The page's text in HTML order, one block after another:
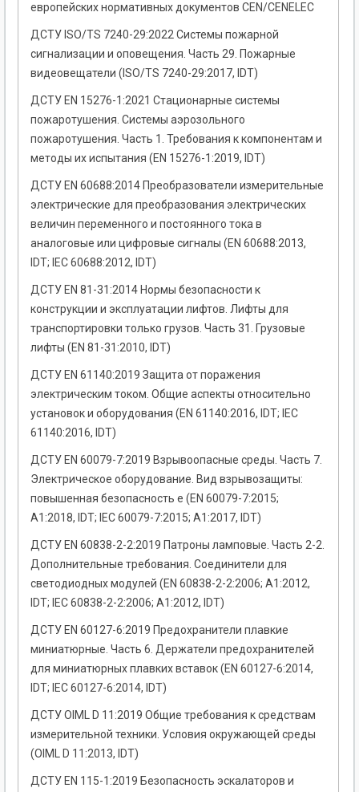
европейских нормативных документов CEN/CENELEC
ДСТУ ISO/TS 7240-29:2022 Системы пожарной
сигнализации и оповещения. Часть 29. Пожарные
видеовещатели (ISO/TS 7240-29:2017, IDT)
ДСТУ EN 15276-1:2021 Стационарные системы
пожаротушения. Системы аэрозольного
пожаротушения. Часть 1. Требования к компонентам и
методы их испытания (EN 15276-1:2019, IDT)
ДСТУ EN 60688:2014 Преобразователи измерительные
электрические для преобразования электрических
величин переменного и постоянного тока в
аналоговые или цифровые сигналы (EN 60688:2013,
IDT; IEC 60688:2012, IDT)
ДСТУ EN 81-31:2014 Нормы безопасности к
конструкции и эксплуатации лифтов. Лифты для
транспортировки только грузов. Часть 31. Грузовые
лифты (EN 81-31:2010, IDT)
ДСТУ EN 61140:2019 Защита от поражения
электрическим током. Общие аспекты относительно
установок и оборудования (EN 61140:2016, IDT; IEC
61140:2016, IDT)
ДСТУ EN 60079-7:2019 Взрывоопасные среды. Часть 7.
Электрическое оборудование. Вид взрывозащиты:
повышенная безопасность е (EN 60079-7:2015;
A1:2018, IDT; IEC 60079-7:2015; A1:2017, IDT)
ДСТУ EN 60838-2-2:2019 Патроны ламповые. Часть 2-2.
Дополнительные требования. Соединители для
светодиодных модулей (EN 60838-2-2:2006; А1:2012,
IDT; IEC 60838-2-2:2006; A1:2012, IDT)
ДСТУ EN 60127-6:2019 Предохранители плавкие
миниатюрные. Часть 6. Держатели предохранителей
для миниатюрных плавких вставок (EN 60127-6:2014,
IDT; IEC 60127-6:2014, IDT)
ДСТУ OIML D 11:2019 Общие требования к средствам
измерительной техники. Условия окружающей среды
(OIML D 11:2013, IDT)
ДСТУ EN 115-1:2019 Безопасность эскалаторов и